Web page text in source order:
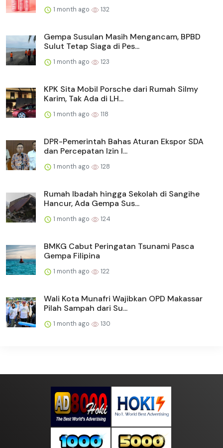
1 month ago 132
Gempa Susulan Masih Mengancam, BPBD
Sulut Tetap Siaga di Pes...
1 month ago 123
KPK Sita Mobil Porsche dari Rumah Silmy
Karim, Tak Ada di LH...
1 month ago 118
DPR-Pemerintah Bahas Aturan Ekspor SDA
dan Percepatan Izin I...
1 month ago 128
Rumah Ibadah hingga Sekolah di Sangihe
Hancur, Ada Gempa Sus...
1 month ago 124
BMKG Cabut Peringatan Tsunami Pasca
Gempa Filipina
1 month ago 122
Wali Kota Munafri Wajibkan OPD Makassar
Pilah Sampah dari Su...
1 month ago 130